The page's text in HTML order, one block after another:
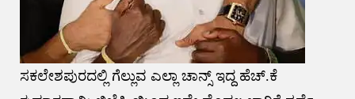
ಸಕಲೇಶಪುರದಲ್ಲಿ ಗೆಲ್ಲುವ ಎಲ್ಲಾ ಚಾನ್ಸ್ ಇದ್ದ ಹೆಚ್.ಕೆ